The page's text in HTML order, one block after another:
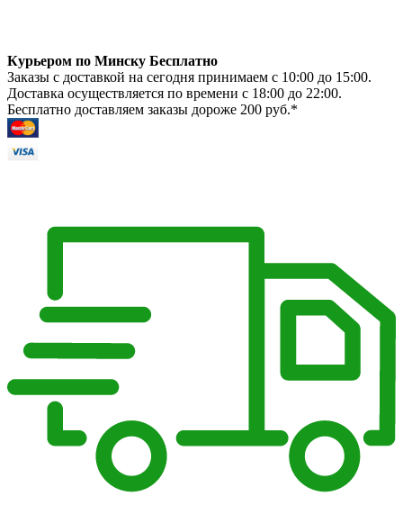
Курьером по Минску Бесплатно
Заказы с доставкой на сегодня принимаем с 10:00 до 15:00.
Доставка осуществляется по времени с 18:00 до 22:00.
Бесплатно доставляем заказы дороже 200 руб.*